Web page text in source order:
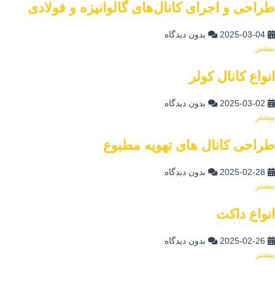
و اجرای کانال‌های گالوانیزه و فولادی
2025-03-04
بدون دیدگاه
کانال کولر
2025-03-02
بدون دیدگاه
کانال های تهویه مطبوع
2025-02-28
بدون دیدگاه
داکت
2025-02-26
بدون دیدگاه